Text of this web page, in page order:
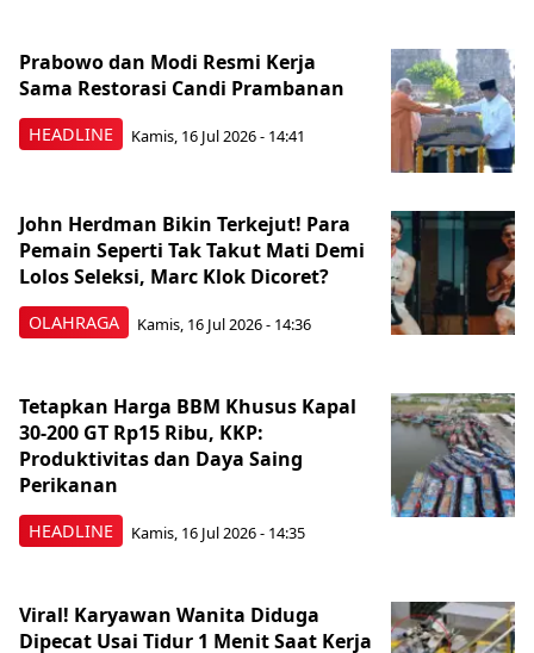
HEADLINE
Prabowo dan Modi Resmi Kerja
Sama Restorasi Candi Prambanan
Kamis, 16 Jul 2026 - 14:41
OLAHRAGA
John Herdman Bikin Terkejut! Para
Pemain Seperti Tak Takut Mati Demi
Lolos Seleksi, Marc Klok Dicoret?
Kamis, 16 Jul 2026 - 14:36
HEADLINE
Tetapkan Harga BBM Khusus Kapal
30-200 GT Rp15 Ribu, KKP:
Produktivitas dan Daya Saing
Perikanan
Kamis, 16 Jul 2026 - 14:35
Viral! Karyawan Wanita Diduga
Dipecat Usai Tidur 1 Menit Saat Kerja